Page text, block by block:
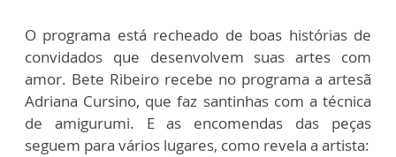
O programa está recheado de boas histórias de
convidados que desenvolvem suas artes com
amor. Bete Ribeiro recebe no programa a artesã
Adriana Cursino, que faz santinhas com a técnica
de amigurumi. E as encomendas das peças
seguem para vários lugares, como revela a artista: